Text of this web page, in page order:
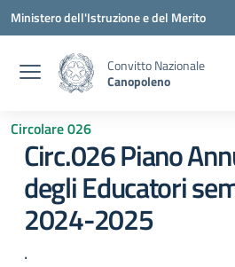
Vai ai contenuti
Vai al menu di navigazione
Vai al footer
Ministero dell'Istruzione e del Merito
Convitto Nazionale
Canopoleno
Circolare 026
Circ.026 Piano
degli Educatori
2024-2025
.